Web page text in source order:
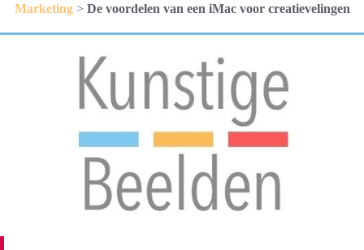
Marketing> De voordelen van een iMac voor creatievelingen